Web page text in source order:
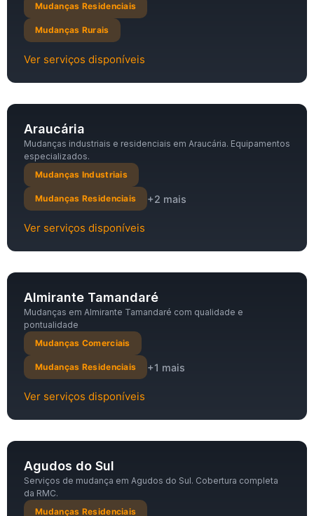
Mudanças Residenciais
Mudanças Rurais
Ver serviços disponíveis
Araucária
Mudanças industriais e residenciais em Araucária. Equipamentos
especializados.
Mudanças Industriais
Mudanças Residenciais +2 mais
Ver serviços disponíveis
Almirante Tamandaré
Mudanças em Almirante Tamandaré com qualidade e
pontualidade
Mudanças Comerciais
Mudanças Residenciais +1 mais
Ver serviços disponíveis
Agudos do Sul
Serviços de mudança em Agudos do Sul. Cobertura completa
da RMC.
Mudanças Residenciais